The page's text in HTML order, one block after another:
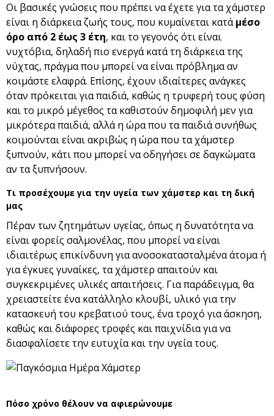
Οι βασικές γνώσεις που πρέπει να έχετε για τα χάμστερ
είναι η διάρκεια ζωής τους, που κυμαίνεται κατάμέσο
όρο από 2 έως 3 έτη, και το γεγονός ότι είναι
νυχτόβια, δηλαδή πιο ενεργά κατά τη διάρκεια της
νύχτας, πράγμα που μπορεί να είναι πρόβλημα αν
κοιμάστε ελαφρά. Επίσης, έχουν ιδιαίτερες ανάγκες
όταν πρόκειται για παιδιά, καθώς η τρυφερή τους φύση
και το μικρό μέγεθος τα καθιστούν δημοφιλή μεν για
μικρότερα παιδιά, αλλά η ώρα που τα παιδιά συνήθως
κοιμούνται είναι ακριβώς η ώρα που τα χάμστερ
ξυπνούν, κάτι που μπορεί να οδηγήσει σε δαγκώματα
αν τα ξυπνήσουν.
Τι προσέχουμε για την υγεία των χάμστερ και τη δική
μας
Πέραν των ζητημάτων υγείας, όπως η δυνατότητα να
είναι φορείς σαλμονέλας, που μπορεί να είναι
ιδιαιτέρως επικίνδυνη για ανοσοκατασταλμένα άτομα ή
για έγκυες γυναίκες, τα χάμστερ απαιτούν και
συγκεκριμένες υλικές απαιτήσεις. Για παράδειγμα, θα
χρειαστείτε ένα κατάλληλο κλουβί, υλικό για την
κατασκευή του κρεβατιού τους, ένα τροχό για άσκηση,
καθώς και διάφορες τροφές και παιχνίδια για να
διασφαλίσετε την ευτυχία και την υγεία τους.
Πόσο χρόνο θέλουν να αφιερώνουμε